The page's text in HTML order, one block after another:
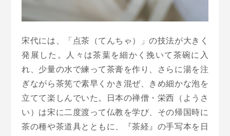
宋代には、「点茶（てんちゃ）」の技法が大きく
発展した。人々は茶葉を細かく挽いて茶碗に入
れ、少量の水で練って茶膏を作り、さらに湯を注
ぎながら茶筅で素早くかき混ぜ、きめ細かな泡を
立てて楽しんでいた。日本の禅僧・栄西（ようさ
い）は宋に二度渡って仏教を学び、その帰国時に
茶の種や茶道具とともに、『茶経』の手写本を日